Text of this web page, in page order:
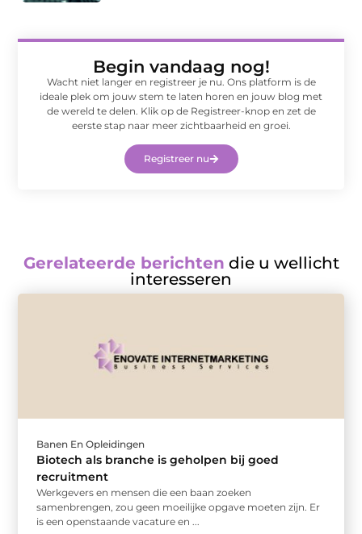
Begin vandaag nog!
Wacht niet langer en registreer je nu. Ons platform is de
ideale plek om jouw stem te laten horen en jouw blog met
de wereld te delen. Klik op de Registreer-knop en zet de
eerste stap naar meer zichtbaarheid en groei.
Registreer nu
Gerelateerde berichten die u wellicht
interesseren
Banen En Opleidingen
Biotech als branche is geholpen bij goed
recruitment
Werkgevers en mensen die een baan zoeken
samenbrengen, zou geen moeilijke opgave moeten zijn. Er
is een openstaande vacature en ...